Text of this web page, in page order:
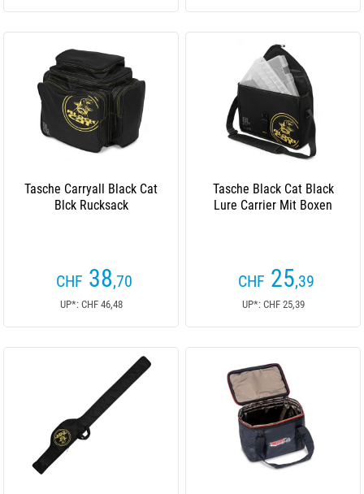
Tasche Carryall Black Cat
Blck Rucksack
CHF 38,70
UP*: CHF 46,48
Tasche Black Cat Black
Lure Carrier Mit Boxen
CHF 25,39
UP*: CHF 25,39